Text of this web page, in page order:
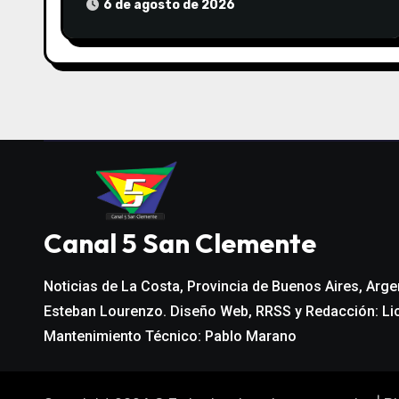
e
e
a
s
6 de agosto de 2026
Canal 5 San Clemente
Noticias de La Costa, Provincia de Buenos Aires,
Esteban Lourenzo. Diseño Web, RRSS y Redacción:
Mantenimiento Técnico: Pablo Marano